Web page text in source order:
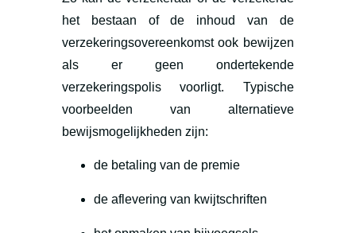
het bestaan of de inhoud van de
verzekeringsovereenkomst ook bewijzen
als er geen ondertekende
verzekeringspolis voorligt. Typische
voorbeelden van alternatieve
bewijsmogelijkheden zijn:
de betaling van de premie
de aflevering van kwijtschriften